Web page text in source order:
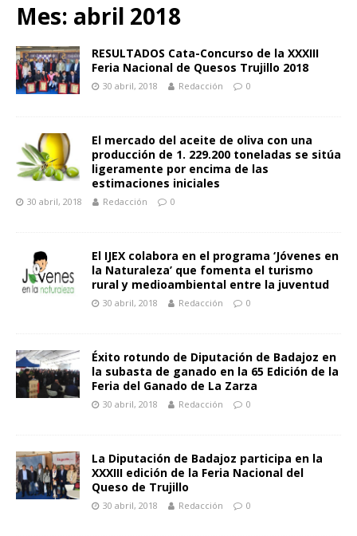
Mes: abril 2018
RESULTADOS Cata-Concurso de la XXXIII
Feria Nacional de Quesos Trujillo 2018
30 abril, 2018 Redacción 0
El mercado del aceite de oliva con una
producción de 1. 229.200 toneladas se sitúa
ligeramente por encima de las
estimaciones iniciales
30 abril, 2018 Redacción 0
El IJEX colabora en el programa ‘Jóvenes en
la Naturaleza’ que fomenta el turismo
rural y medioambiental entre la juventud
30 abril, 2018 Redacción 0
Éxito rotundo de Diputación de Badajoz en
la subasta de ganado en la 65 Edición de la
Feria del Ganado de La Zarza
30 abril, 2018 Redacción 0
La Diputación de Badajoz participa en la
XXXIII edición de la Feria Nacional del
Queso de Trujillo
30 abril, 2018 Redacción 0